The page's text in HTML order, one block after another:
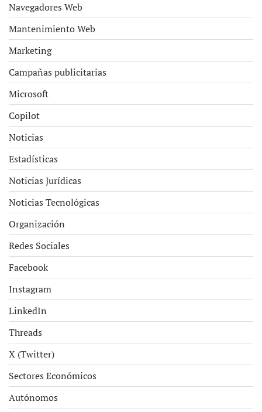
Navegadores Web
Mantenimiento Web
Marketing
Campañas publicitarias
Microsoft
Copilot
Noticias
Estadísticas
Noticias Jurídicas
Noticias Tecnológicas
Organización
Redes Sociales
Facebook
Instagram
LinkedIn
Threads
X (Twitter)
Sectores Económicos
Autónomos